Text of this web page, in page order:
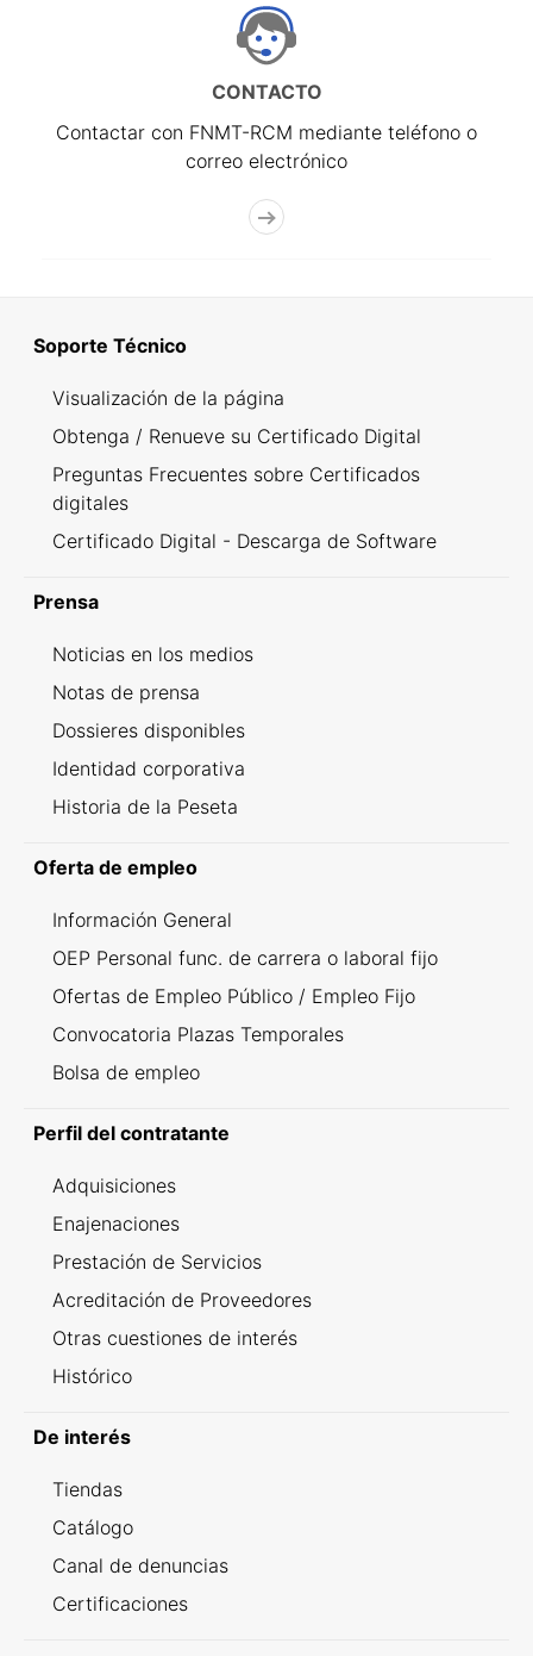
CONTACTO
Contactar con FNMT-RCM mediante teléfono o
correo electrónico
Soporte Técnico
Visualización de la página
Obtenga / Renueve su Certificado Digital
Preguntas Frecuentes sobre Certificados
digitales
Certificado Digital - Descarga de Software
Prensa
Noticias en los medios
Notas de prensa
Dossieres disponibles
Identidad corporativa
Historia de la Peseta
Oferta de empleo
Información General
OEP Personal func. de carrera o laboral fijo
Ofertas de Empleo Público / Empleo Fijo
Convocatoria Plazas Temporales
Bolsa de empleo
Perfil del contratante
Adquisiciones
Enajenaciones
Prestación de Servicios
Acreditación de Proveedores
Otras cuestiones de interés
Histórico
De interés
Tiendas
Catálogo
Canal de denuncias
Certificaciones